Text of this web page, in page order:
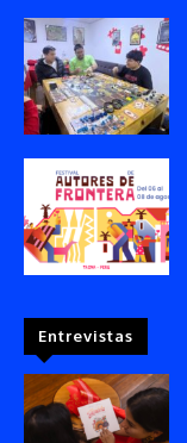
Entrevistas